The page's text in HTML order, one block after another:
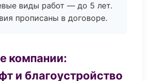
виды работ — до 5 лет.
прописаны в договоре.
компании:
и благоустройство